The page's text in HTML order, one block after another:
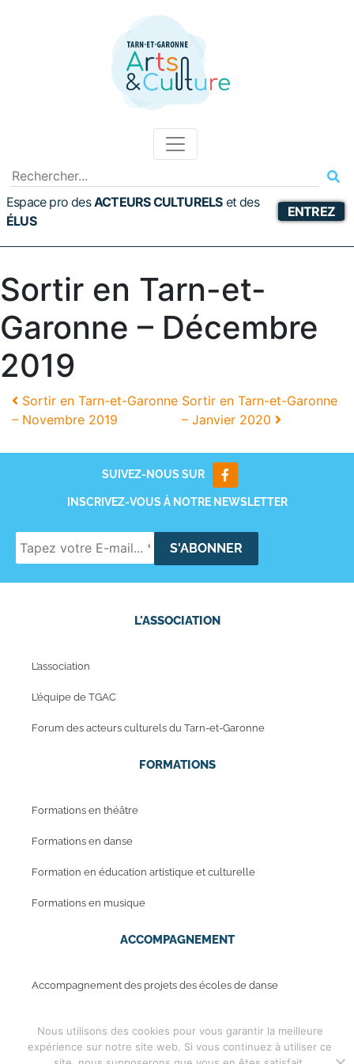
Espace pro desACTEURS CULTURELS etdes
ÉLUS
ENTREZ
Sortir en Tarn-et-
Garonne – Décembre
2019
Sortir en Tarn-et-Garonne
– Novembre 2019
Sortir en Tarn-et-Garonne
– Janvier 2020
SUIVEZ-NOUS SUR
INSCRIVEZ-VOUS À NOTRE NEWSLETTER
L'ASSOCIATION
L’association
L’équipe de TGAC
Forum des acteurs culturels du Tarn-et-Garonne
FORMATIONS
Formations en théâtre
Formations en danse
Formation en éducation artistique et culturelle
Formations en musique
ACCOMPAGNEMENT
Accompagnement des projets des écoles de danse
Nous utilisons des cookies pour vous garantir la meilleure
expérience sur notre site web. Si vous continuez à utiliser ce